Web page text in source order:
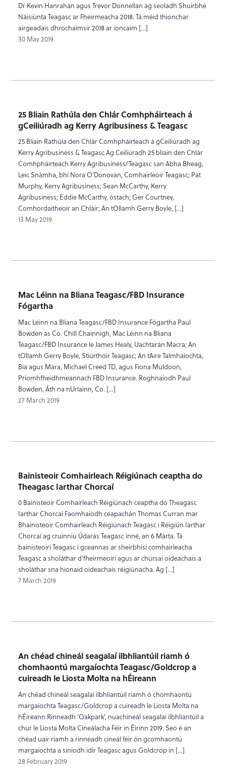
Dr Kevin Hanrahan agus Trevor Donnellan ag seoladh Shuirbhé
Náisiúnta Teagasc ar Fheirmeacha 2018. Tá méid thionchar
airgeadais dhrochaimsir 2018 ar ioncaim […]
30 May 2019
25 Bliain Rathúla den Chlár Comhpháirteach á
gCeiliúradh ag Kerry Agribusiness & Teagasc
25 Bliain Rathúla den Chlár Comhpháirteach á gCeiliúradh ag
Kerry Agribusiness & Teagasc Ag Ceiliúradh 25 bliain den Chlár
Comhpháirteach Kerry Agribusiness/Teagasc san Abha Bheag,
Leic Snámha, bhí Nora O’Donovan, Comhairleoir Teagasc; Pat
Murphy, Kerry Agribusiness; Sean McCarthy, Kerry
Agribusiness; Eddie McCarthy, óstach; Ger Courtney,
Comhordaitheoir an Chláir; An tOllamh Gerry Boyle, […]
13 May 2019
Mac Léinn na Bliana Teagasc/FBD Insurance
Fógartha
Mac Léinn na Bliana Teagasc/FBD Insurance Fógartha Paul
Bowden as Co. Chill Chainnigh, Mac Léinn na Bliana
Teagasc/FBD Insurance le James Healy, Uachtarán Macra; An
tOllamh Gerry Boyle, Stiúrthóir Teagasc; An tAire Talmhaíochta,
Bia agus Mara, Michael Creed TD, agus Fiona Muldoon,
Príomhfheidhmeannach FBD Insurance. Roghnaíodh Paul
Bowden, Áth na nUrlainn, Co. […]
27 March 2019
Bainisteoir Comhairleach Réigiúnach ceaptha do
Theagasc Iarthar Chorcaí
0 Bainisteoir Comhairleach Réigiúnach ceaptha do Theagasc
Iarthar Chorcaí Faomhaíodh ceapachán Thomas Curran mar
Bhainisteoir Comhairleach Réigiúnach Teagasc i Réigiún Iarthar
Chorcaí ag cruinniú Údarás Teagasc inné, an 6 Márta. Tá
bainisteoirí Teagasc i gceannas ar sheirbhísí comhairleacha
Teagasc a sholáthar d’fheirmeoirí agus ar chúrsaí oideachais a
sholáthar sna hionaid oideachais réigiúnacha. Ag […]
7 March 2019
An chéad chineál seagalaí ilbhliantúil riamh ó
chomhaontú margaíochta Teagasc/Goldcrop a
cuireadh le Liosta Molta na hÉireann
An chéad chineál seagalaí ilbhliantúil riamh ó chomhaontú
margaíochta Teagasc/Goldcrop a cuireadh le Liosta Molta na
hÉireann Rinneadh ‘Oakpark’, nuachineál seagalaí ilbhliantúil a
chur le Liosta Molta Cineálacha Féir in Éirinn 2019. Seo é an
chéad uair riamh a rinneadh cineál féir ón gcomhaontú
margaíochta a síníodh idir Teagasc agus Goldcrop in […]
28 February 2019